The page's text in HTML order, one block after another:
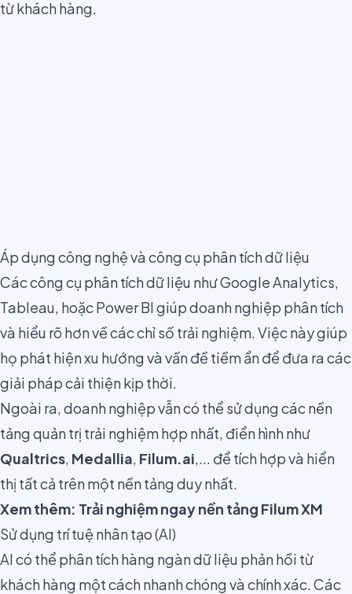
từ khách hàng.
Áp dụng công nghệ và công cụ phân tích dữ liệu
Các công cụ phân tích dữ liệu như Google Analytics,
Tableau, hoặc Power BI giúp doanh nghiệp phân tích
và hiểu rõ hơn về các chỉ số trải nghiệm. Việc này giúp
họ phát hiện xu hướng và vấn đề tiềm ẩn để đưa ra các
giải pháp cải thiện kịp thời.
Ngoài ra, doanh nghiệp vẫn có thể sử dụng các nền
tảng quản trị trải nghiệm hợp nhất, điển hình như
Qualtrics, Medallia, Filum.ai,... để tích hợp và hiển
thị tất cả trên một nền tảng duy nhất.
Xem thêm: Trải nghiệm ngay nền tảng Filum XM
Sử dụng trí tuệ nhân tạo (AI)
AI có thể phân tích hàng ngàn dữ liệu phản hồi từ
khách hàng một cách nhanh chóng và chính xác. Các